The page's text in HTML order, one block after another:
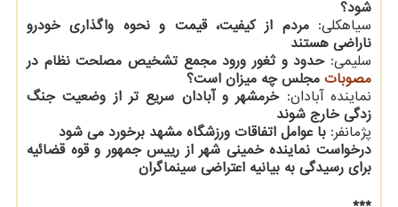
شود؟
سیاهکلی:مردم از کیفیت، قیمت و نحوه واگذاری خودرو
ناراضی هستند
سلیمی:حدود و ثغور ورود مجمع تشخیص مصلحت نظام در
مصوبات مجلس چه میزان است؟
نماینده آبادان:خرمشهر و آبادان سریع تر از وضعیت جنگ
زدگی خارج شوند
پژمانفر: با عوامل اتفاقات ورزشگاه مشهد برخورد می شود
درخواست نماینده خمینی شهر از رییس جمهور و قوه قضائیه
برای رسیدگی به بیانیه اعتراضی سینماگران